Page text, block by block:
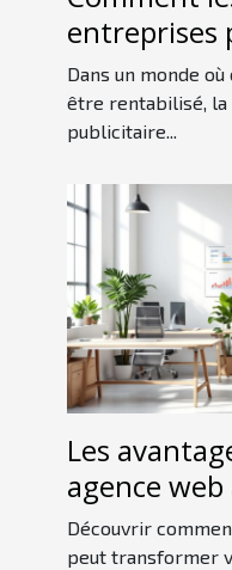
entreprises
leur budget
Dans un monde
être rentabilisé, la
publicitaire...
Les
agence
votre
Découvrir
peut transformer